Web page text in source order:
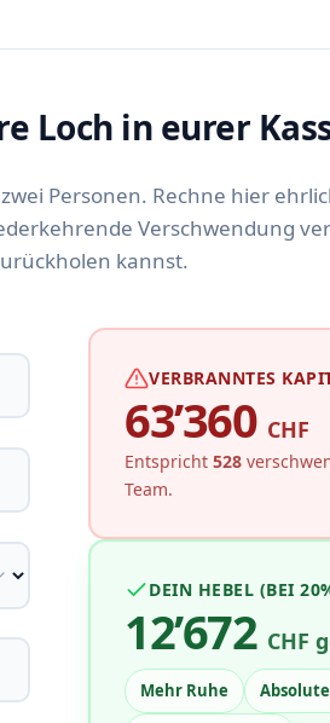
Loch in eurer
Personen. Rechne hier
Verschwendung
kannst.
VERBRANNTES
63’360 CHF
Entspricht 528
Team.
DEIN HEBEL (BEI
12’672 CHF
Mehr Ruhe